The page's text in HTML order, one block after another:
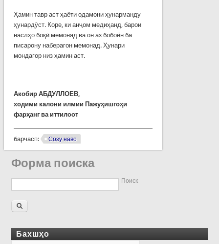
Ҳамин тавр аст ҳаёти одамони ҳунарманду
ҳунардӯст. Коре, ки анҷом медиҳанд, барои
наслҳо боқӣ мемонад ва он аз бобоён ба
писарону наберагон мемонад. Ҳунари
мондагор низ ҳамин аст.
Акобир АБДУЛЛОЕВ,
ходими калони илмии Пажуҳишгоҳи
фарҳанг ва иттилоот
барчасп: Созу наво
Форма поиска
Поиск
Бахшҳо